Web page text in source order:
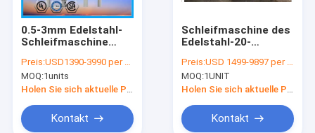
0.5-3mm Edelstahl-
Schleifmaschine
Tee-Pulver
Preis:USD1390-3990 per unit
MOQ:1units
Holen Sie sich aktuelle Preis
Kontakt
Schleifmaschine des
Edelstahl-20-
Zucker
Preis:USD 1499-9897 per unit
MOQ:1UNIT
Holen Sie sich aktuelle Preis
Kontakt